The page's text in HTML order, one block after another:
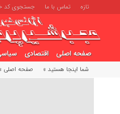
تازه تماس با ما جستجوی کد
صفحه اصلی اقتصادی
شما اینجا هستید » صفحه اصلی »